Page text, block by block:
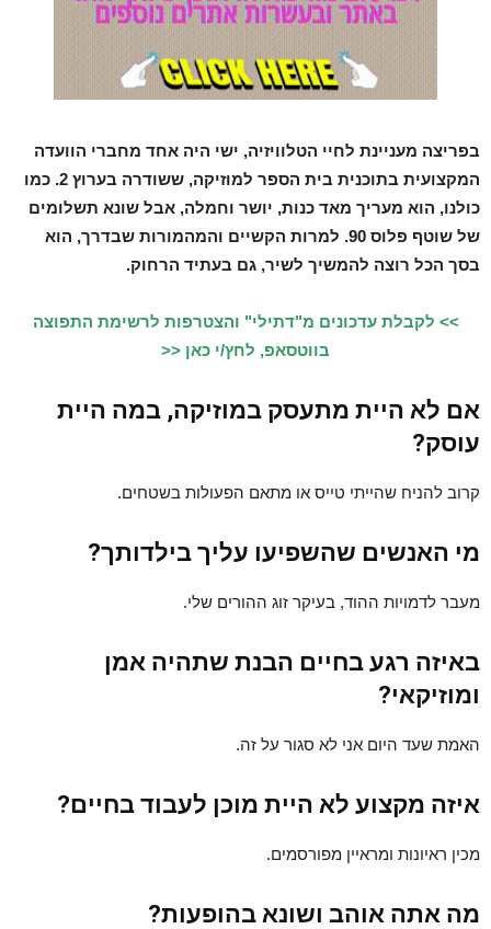
בפריצה מעניינת לחיי הטלוויזיה, ישי היה אחד מחברי הוועדה
המקצועית בתוכנית בית הספר למוזיקה, ששודרה בערוץ 2. כמו
כולנו, הוא מעריך מאד כנות, יושר וחמלה, אבל שונא תשלומים
של שוטף פלוס 90. למרות הקשיים והמהמורות שבדרך, הוא
בסך הכל רוצה להמשיך לשיר, גם בעתיד הרחוק.
>> לקבלת עדכונים מ"דתילי" והצטרפות לרשימת התפוצה
בווטסאפ, לחץ/י כאן <<
אם לא היית מתעסק במוזיקה, במה היית
עוסק?
קרוב להניח שהייתי טייס או מתאם הפעולות בשטחים.
מי האנשים שהשפיעו עליך בילדותך?
מעבר לדמויות ההוד, בעיקר זוג ההורים שלי.
באיזה רגע בחיים הבנת שתהיה אמן
ומוזיקאי?
האמת שעד היום אני לא סגור על זה.
איזה מקצוע לא היית מוכן לעבוד בחיים?
מכין ראיונות ומראיין מפורסמים.
מה אתה אוהב ושונא בהופעות?